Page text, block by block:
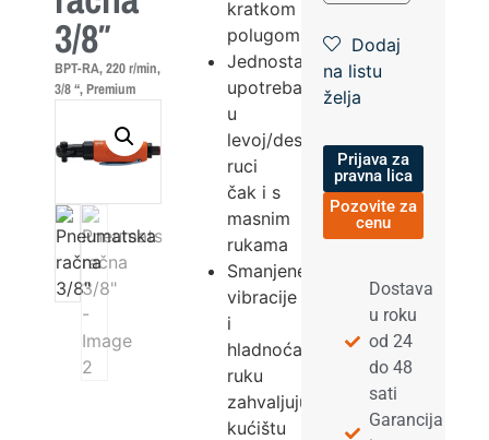
3/8″
BPT-RA, 220 r/min,
3/8 “, Premium
kratkom
polugom
Jednostavna
upotreba
u
levoj/desnoj
ruci
čak i s
masnim
rukama
Smanjene
vibracije
i
hladnoća
ruku
zahvaljujući
kućištu
Dodaj
na listu
želja
Prijava za
pravna lica
Pozovite za
cenu
Dostava
u roku
od 24
do 48
sati
Garancija